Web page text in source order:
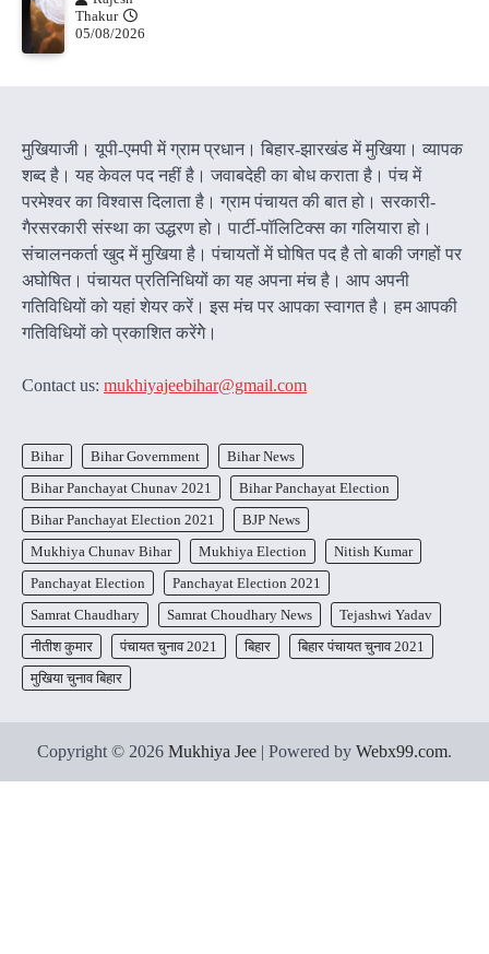
Thakur
05/08/2026
मुखियाजी। यूपी-एमपी में ग्राम प्रधान। बिहार-झारखंड में मुखिया। व्यापक
शब्द है। यह केवल पद नहीं है। जवाबदेही का बोध कराता है। पंच में
परमेश्वर का विश्वास दिलाता है। ग्राम पंचायत की बात हो। सरकारी-
गैरसरकारी संस्था का उद्धरण हो। पार्टी-पॉलिटिक्स का गलियारा हो।
संचालनकर्ता खुद में मुखिया है। पंचायतों में घोषित पद है तो बाकी जगहों पर
अघोषित। पंचायत प्रतिनिधियों का यह अपना मंच है। आप अपनी
गतिविधियों को यहां शेयर करें। इस मंच पर आपका स्वागत है। हम आपकी
गतिविधियों को प्रकाशित करेंगेे।
Contact us: mukhiyajeebihar@gmail.com
Bihar Bihar Government
Bihar News
Bihar Panchayat Chunav 2021
Bihar Panchayat Election
Bihar Panchayat Election 2021
BJP News
Mukhiya Chunav Bihar
Mukhiya Election
Nitish Kumar
Panchayat Election
Panchayat Election 2021
Samrat Chaudhary
Samrat Choudhary News
Tejashwi Yadav
नीतीश कुमार
पंचायत चुनाव 2021 बिहार
बिहार पंचायत चुनाव 2021
मुखिया चुनाव बिहार
Copyright © 2026 Mukhiya Jee | Powered by Webx99.com.